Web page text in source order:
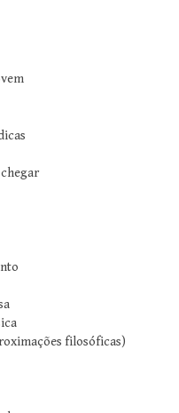
filosóficas)